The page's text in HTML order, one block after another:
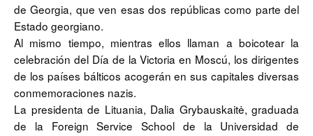
de Georgia, que ven esas dos repúblicas como parte del
Estado georgiano.
Al mismo tiempo, mientras ellos llaman a boicotear la
celebración del Día de la Victoria en Moscú, los dirigentes
de los países bálticos acogerán en sus capitales diversas
conmemoraciones nazis.
La presidenta de Lituania, Dalia Grybauskaitė, graduada
de la Foreign Service School de la Universidad de